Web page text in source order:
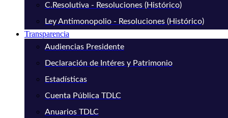
C.Resolutiva - Resoluciones (Histórico)
Ley Antimonopolio - Resoluciones (Histórico)
Transparencia
Audiencias Presidente
Declaración de Intéres y Patrimonio
Estadísticas
Cuenta Pública TDLC
Anuarios TDLC